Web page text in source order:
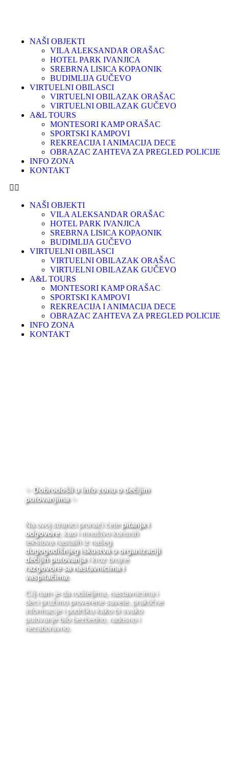
NAŠI OBJEKTI
VILA ALEKSANDAR ORAŠAC
HOTEL PARK IVANJICA
SREBRNA LISICA KOPAONIK
BUDIMLIJA GUČEVO
VIRTUELNI OBILASCI
VIRTUELNI OBILAZAK ORAŠAC
VIRTUELNI OBILAZAK GUČEVO
A&L TOURS
MONTESORI KAMP ORAŠAC
SPORTSKI KAMPOVI
REKREACIJA I ANIMACIJA DECE
OBRAZAC ZAHTEVA ZA PREGLED POLICIJE
INFO ZONA
KONTAKT
NAŠI OBJEKTI
VILA ALEKSANDAR ORAŠAC
HOTEL PARK IVANJICA
SREBRNA LISICA KOPAONIK
BUDIMLIJA GUČEVO
VIRTUELNI OBILASCI
VIRTUELNI OBILAZAK ORAŠAC
VIRTUELNI OBILAZAK GUČEVO
A&L TOURS
MONTESORI KAMP ORAŠAC
SPORTSKI KAMPOVI
REKREACIJA I ANIMACIJA DECE
OBRAZAC ZAHTEVA ZA PREGLED POLICIJE
INFO ZONA
KONTAKT
✨ Dobrodošli u Info zonu o dečijim
putovanjima✨
Na ovoj stranici pronaći ćetepitanja i
odgovore, kao i mnoštvo korisnih
tekstova nastalih iz našeg
dugogodišnjeg iskustva u organizaciji
dečijih putovanjai kroz brojne
razgovore sa nastavnicima i
vaspitačima.
Cilj nam je da roditeljima, nastavnicima i
deci pružimo proverene savete, praktične
informacije i podršku kako bi svako
putovanje bilo bezbedno, radosno i
nezaboravno.